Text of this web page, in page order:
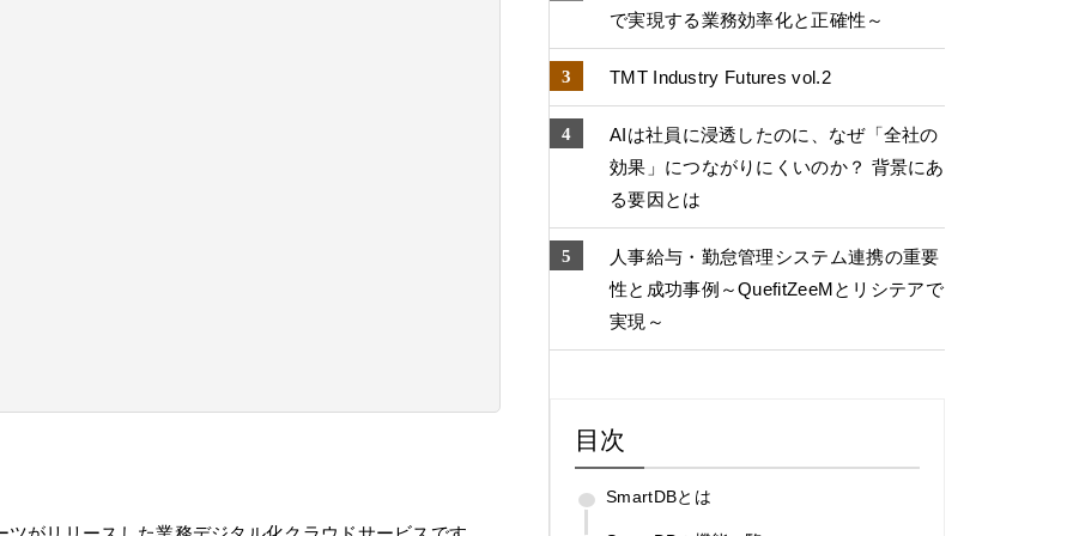
で実現する業務効率化と正確性～
TMT Industry Futures vol.2
AIは社員に浸透したのに、なぜ「全社の
効果」につながりにくいのか？ 背景にあ
る要因とは
人事給与・勤怠管理システム連携の重要
性と成功事例～QuefitZeeMとリシテアで
実現～
目次
SmartDBとは